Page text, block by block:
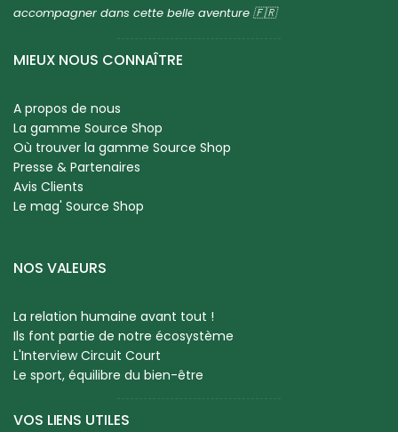
accompagner dans cette belle aventure 🇫🇷
MIEUX NOUS CONNAÎTRE
A propos de nous
La gamme Source Shop
Où trouver la gamme Source Shop
Presse & Partenaires
Avis Clients
Le mag' Source Shop
NOS VALEURS
La relation humaine avant tout !
Ils font partie de notre écosystème
L'Interview Circuit Court
Le sport, équilibre du bien-être
VOS LIENS UTILES